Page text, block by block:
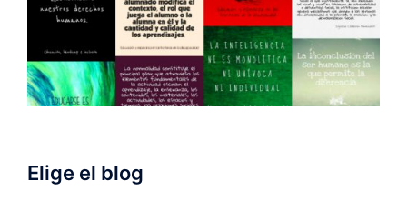
Elige el blog